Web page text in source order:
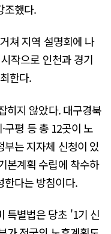
조했다.
쳐 지역 설명회에 나
작으로 인천과 경기
한다.
히지 않았다. 대구경북
구평 등 총 12곳이 노
는 지자체 신청이 있
본계획 수립에 착수하
한다는 방침이다.
특별법은 당초 '1기 신